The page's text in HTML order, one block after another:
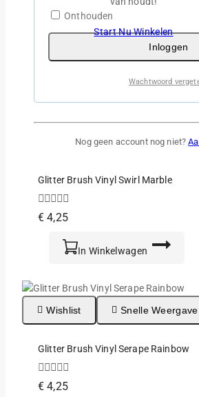
Starlight Vinyl 7 Kleuren
van de 5
Selecteer Opties
Wishlist Snelle Weergave
Glitter Brush Vinyl Swirl Marble
0
van
€ 4,25
In Winkelwagen
Wishlist Snelle Weergave
Glitter Brush Vinyl Serape Rainbow
0
van
€ 4,25
Onthouden
Inloggen
Wachtwoord
Nog geen account nog niet?
Start Nu Winkelen